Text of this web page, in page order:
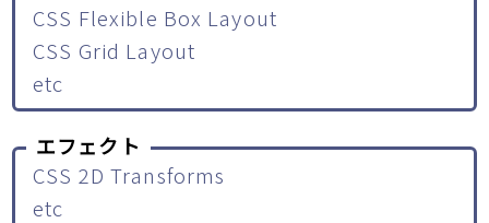
CSS Flexible Box Layout
CSS Grid Layout
etc
エフェクト
CSS 2D Transforms
etc